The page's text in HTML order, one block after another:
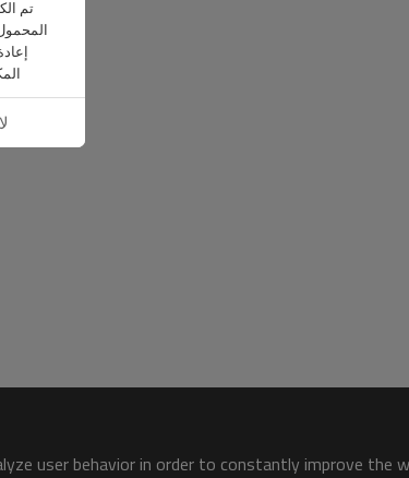
user behavior in order to constantly improve the
تم
لا